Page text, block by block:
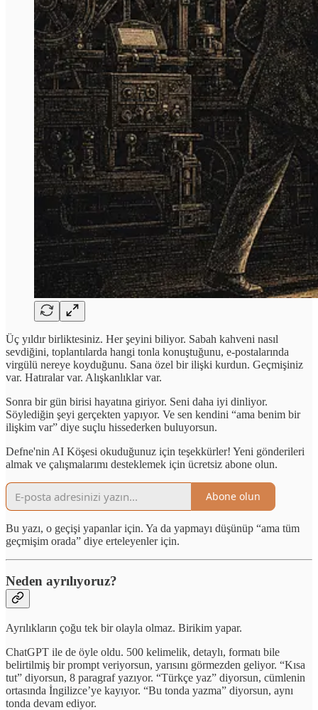
Üç yıldır birliktesiniz. Her şeyini biliyor. Sabah kahveni nasıl
sevdiğini, toplantılarda hangi tonla konuştuğunu, e-postalarında
virgülü nereye koyduğunu. Sana özel bir ilişki kurdun. Geçmişiniz
var. Hatıralar var. Alışkanlıklar var.
Sonra bir gün birisi hayatına giriyor. Seni daha iyi dinliyor.
Söylediğin şeyi gerçekten yapıyor. Ve sen kendini “ama benim bir
ilişkim var” diye suçlu hissederken buluyorsun.
Defne'nin AI Köşesi okuduğunuz için teşekkürler! Yeni gönderileri
almak ve çalışmalarımı desteklemek için ücretsiz abone olun.
Abone olun
Bu yazı, o geçişi yapanlar için. Ya da yapmayı düşünüp “ama tüm
geçmişim orada” diye erteleyenler için.
Neden ayrılıyoruz?
Ayrılıkların çoğu tek bir olayla olmaz. Birikim yapar.
ChatGPT ile de öyle oldu. 500 kelimelik, detaylı, formatı bile
belirtilmiş bir prompt veriyorsun, yarısını görmezden geliyor. “Kısa
tut” diyorsun, 8 paragraf yazıyor. “Türkçe yaz” diyorsun, cümlenin
ortasında İngilizce’ye kayıyor. “Bu tonda yazma” diyorsun, aynı
tonda devam ediyor.